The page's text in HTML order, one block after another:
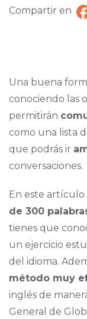
Compartir en
Una buena
conociendo las
permitirán
como una lista
que podrás ir
conversaciones.
En este
de 300
tienes que
un ejercicio
del idioma.
método muy
inglés de
General de